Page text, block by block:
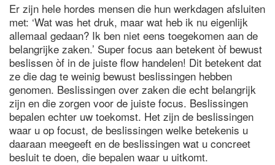
Er zijn hele hordes mensen die hun werkdagen afsluiten
met: ‘Wat was het druk, maar wat heb ik nu eigenlijk
allemaal gedaan? Ik ben niet eens toegekomen aan de
belangrijke zaken.’ Super focus aan betekent òf bewust
beslissen òf in de juiste flow handelen! Dit betekent dat
ze die dag te weinig bewust beslissingen hebben
genomen. Beslissingen over zaken die echt belangrijk
zijn en die zorgen voor de juiste focus. Beslissingen
bepalen echter uw toekomst. Het zijn de beslissingen
waar u op focust, de beslissingen welke betekenis u
daaraan meegeeft en de beslissingen wat u concreet
besluit te doen, die bepalen waar u uitkomt.